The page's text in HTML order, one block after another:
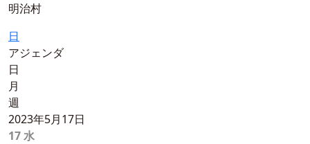
明治村
日
アジェンダ
日
月
週
2023年5月17日
17水